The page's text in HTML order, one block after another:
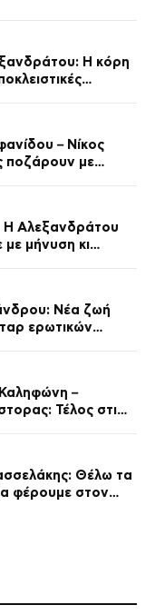
Η κόρη
– Νίκος
ποζάρουν με
Η Αλεξανδράτου
με μήνυση κι
Νέα ζωή
ερωτικών
–
Τέλος στις
Θέλω τα
φέρουμε στον